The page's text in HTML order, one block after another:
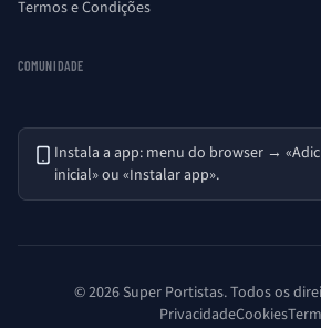
Termos e Condições
COMUNIDADE
Instala a app: menu do browser →
inicial» ou «Instalar app».
© 2026 Super Portistas. Todos os
PrivacidadeCookies